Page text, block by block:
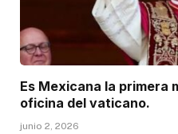
Es Mexicana la primera
oficina del vaticano.
junio 2, 2026